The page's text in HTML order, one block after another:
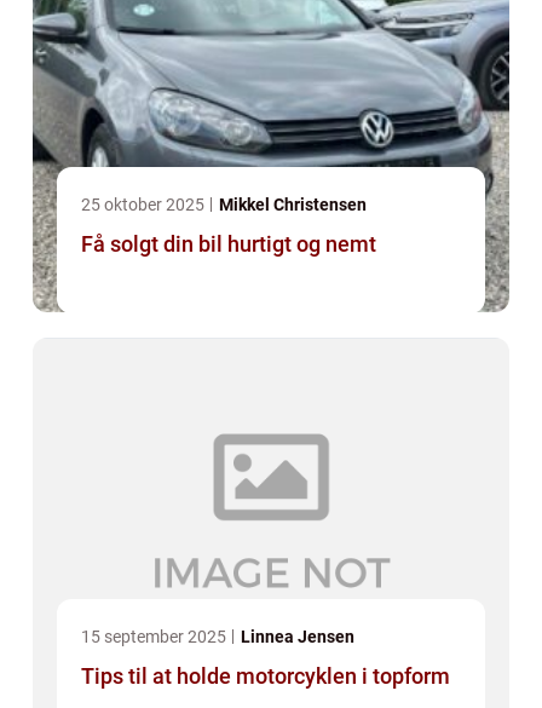
25 oktober 2025 Mikkel Christensen
Få solgt din bil hurtigt og nemt
15 september 2025 Linnea Jensen
Tips til at holde motorcyklen i topform